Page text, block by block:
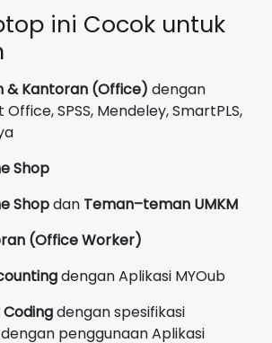
ini Cocok untuk
& Kantoran (Office) dengan
SPSS, Mendeley, SmartPLS,
Shop
Shopdan Teman–teman UMKM
(Office Worker)
dengan Aplikasi MYOub
dengan spesifikasi
penggunaan Aplikasi